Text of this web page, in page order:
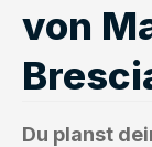
von
Du planst